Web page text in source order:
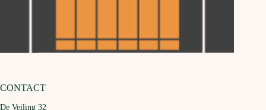
CONTACT
De Veiling 32